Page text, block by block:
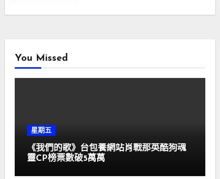
You Missed
星期五
《我們的歌》台包養網站肖戰那英酷狗魂
靈CP榜票數破5萬萬